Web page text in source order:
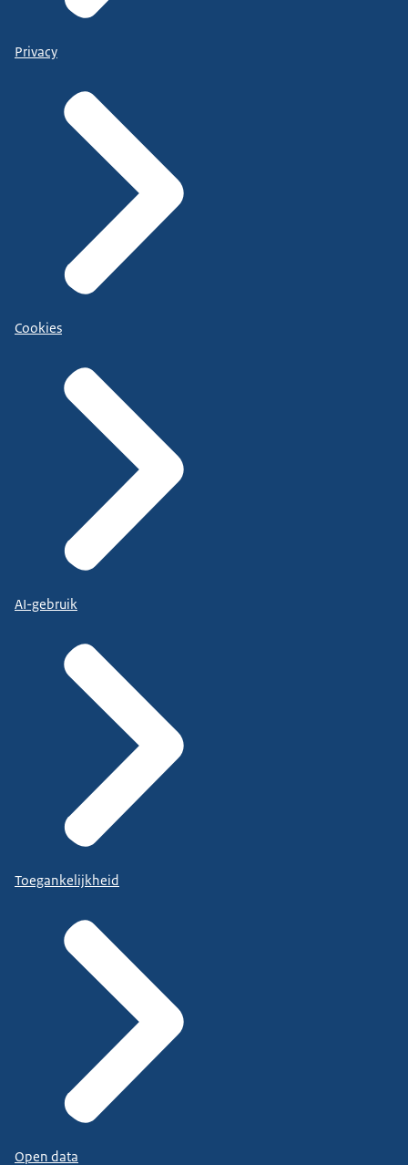
Privacy
Cookies
AI-gebruik
Toegankelijkheid
Open data